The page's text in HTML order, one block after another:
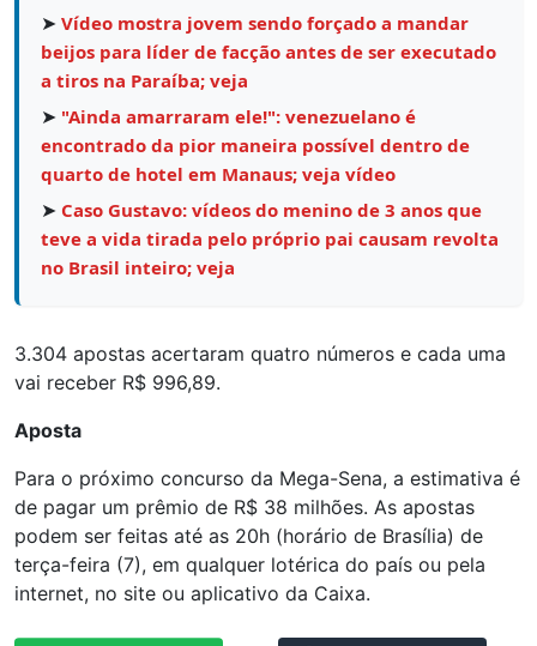
➤ Vídeo mostra jovem sendo forçado a mandar
beijos para líder de facção antes de ser executado
a tiros na Paraíba; veja
➤ "Ainda amarraram ele!": venezuelano é
encontrado da pior maneira possível dentro de
quarto de hotel em Manaus; veja vídeo
➤ Caso Gustavo: vídeos do menino de 3 anos que
teve a vida tirada pelo próprio pai causam revolta
no Brasil inteiro; veja
3.304 apostas acertaram quatro números e cada uma
vai receber R$ 996,89.
Aposta
Para o próximo concurso da Mega-Sena, a estimativa é
de pagar um prêmio de R$ 38 milhões. As apostas
podem ser feitas até as 20h (horário de Brasília) de
terça-feira (7), em qualquer lotérica do país ou pela
internet, no site ou aplicativo da Caixa.